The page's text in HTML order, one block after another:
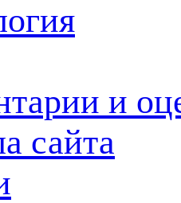
и
сайта